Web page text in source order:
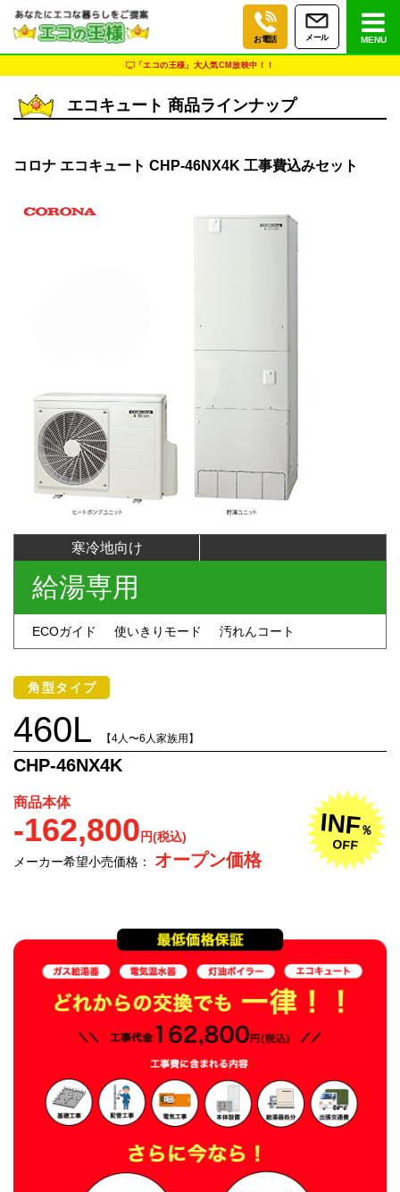
お電話 メール MENU
「エコの王様」大人気CM放映中！！
エコキュート 商品ラインナップ
コロナ エコキュート CHP-46NX4K 工事費込みセット
寒冷地向け
給湯専用
ECOガイド 使いきりモード 汚れんコート
角型タイプ
460L 【4人〜6人家族用】
CHP-46NX4K
商品本体
-162,800 円(税込)
メーカー希望小売価格： オープン価格
INF％
OFF